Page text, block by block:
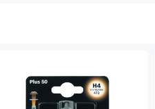
от 999 грн.